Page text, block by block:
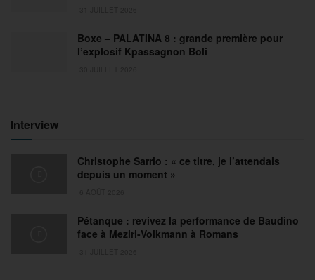
Boxe – PALATINA 8 : grande première pour
l’explosif Kpassagnon Boli
Interview
Christophe Sarrio : « ce titre, je l’attendais
depuis un moment »
Pétanque : revivez la performance de Baudino
face à Meziri-Volkmann à Romans